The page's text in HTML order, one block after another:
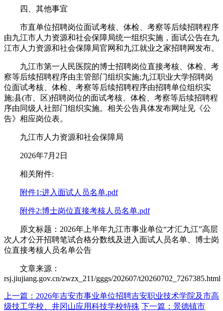
四、其他事宜
市直单位招聘岗位面试考核、体检、考察等后续招聘程序
由九江市人力资源和社会保障局统一组织实施，面试公告在九
江市人力资源和社会保障局官网和九江就业之家招聘网发布。
九江市第一人民医院的博士招聘岗位直接考核、体检、考
察等后续招聘程序由主管部门组织实施;九江职业大学招聘岗
位面试考核、体检、考察等后续招聘程序由招聘单位组织实
施;县(市、区)招聘岗位的面试考核、体检、考察等后续招聘程
序由同级人社部门组织实施。相关公告具体发布网址见《公
告》相应岗位表。
九江市人力资源和社会保障局
2026年7月2日
相关附件:
附件1:进入面试人员名单.pdf
附件2:博士岗位直接考核人员名单.pdf
原文标题：​2026年上半年九江市事业单位“才汇九江”高层
次人才公开招聘笔试合格分数线及进入面试人员名单、博士岗
位直接考核人员名单公告
文章来源：
rsj.jiujiang.gov.cn/zwzx_211/gggs/202607/t20260702_7267385.html
上一篇：2026年吉安市事业单位招聘吉安职业技术学院及市高
级技工学校、井冈山应用科技学校特殊 下一篇：景德镇市